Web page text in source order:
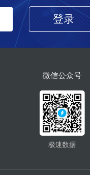
登录
微信公众号
极速数据